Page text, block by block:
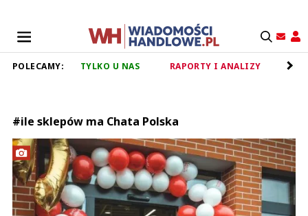
POLECAMY: TYLKO U NAS RAPORTY I ANALIZY
#ile sklepów ma Chata Polska